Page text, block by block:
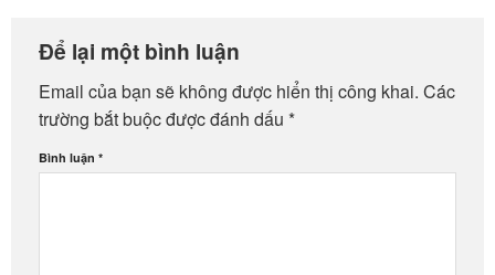
Để lại một bình luận
Email của bạn sẽ không được hiển thị công khai. Các
trường bắt buộc được đánh dấu *
Bình luận *